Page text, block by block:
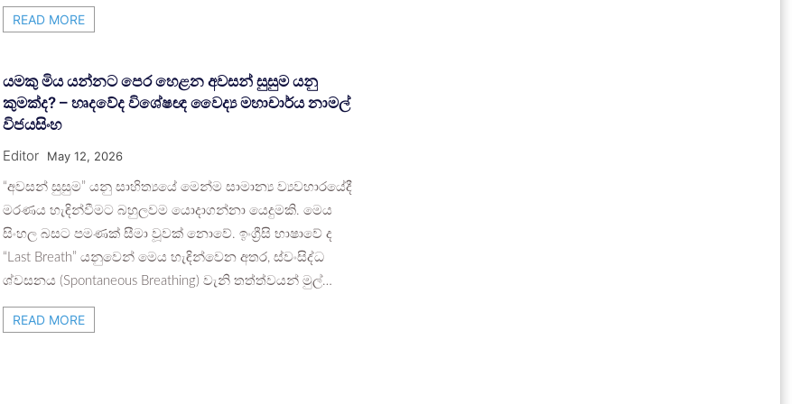
READ MORE
යමකු මිය යන්නට පෙර හෙළන අවසන් සුසුම යනු
කුමක්ද? – හෘදවේද විශේෂඥ වෛද්‍ය මහාචාර්ය නාමල්
විජයසිංහ
Editor May 12, 2026
“අවසන් සුසුම” යනු සාහිත්‍යයේ මෙන්ම සාමාන්‍ය ව්‍යවහාරයේදී
මරණය හැඳින්වීමට බහුලවම යොදාගන්නා යෙදුමකි. මෙය
සිංහල බසට පමණක් සීමා වූවක් නොවේ. ඉංග්‍රීසි භාෂාවේ ද
“Last Breath” යනුවෙන් මෙය හැඳින්වෙන අතර, ස්වංසිද්ධ
ශ්වසනය (Spontaneous Breathing) වැනි තත්ත්වයන් මුල්…
READ MORE